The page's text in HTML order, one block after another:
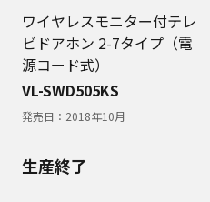
ワイヤレスモニター付テレ
ビドアホン 2-7タイプ（電
源コード式）
VL-SWD505KS
発売日： 2018年10月
生産終了